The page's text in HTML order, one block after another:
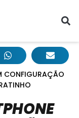
CONFIGURAÇÃO